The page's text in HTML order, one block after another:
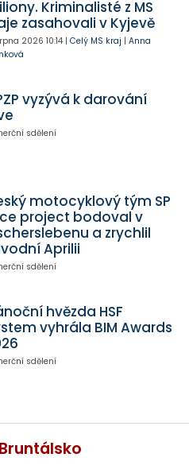
Kriminalisté z MS
zasahovali v Kyjevě
2026 10:14| Celý MS kraj | Anna
vyzývá k darování
sdělení
motocyklový tým SP
project bodoval v
a zrychlil
Aprilii
sdělení
hvězda HSF
vyhrála BIM Awards
sdělení